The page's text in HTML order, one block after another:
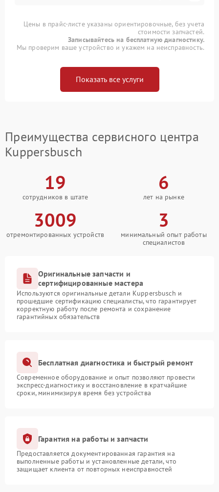
Цены в прайс-листе указаны ориентировочные, без учета
стоимости запчастей.
Записывайтесь на бесплатную диагностику.
Мы проверим ваше устройство и укажем на неисправность.
Показать все услуги
Преимущества сервисного центра
Kuppersbusch
19
сотрудников в штате
6
лет на рынке
3009
отремонтированных устройств
3
минимальный опыт работы
специалистов
Оригинальные запчасти и
сертифицированные мастера
Используются оригинальные детали Kuppersbusch и
прошедшие сертификацию специалисты, что гарантирует
корректную работу после ремонта и сохранение
гарантийных обязательств
Бесплатная диагностика и быстрый ремонт
Современное оборудование и опыт позволяют провести
экспресс-диагностику и восстановление в кратчайшие
сроки, минимизируя время без устройства
Гарантия на работы и запчасти
Предоставляется документированная гарантия на
выполненные работы и установленные детали, что
защищает клиента от повторных неисправностей